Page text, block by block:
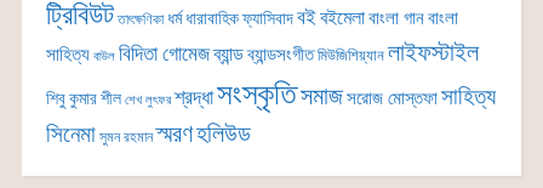
ট্রিবিউট তাৎক্ষণিকা ধর্ম ধারাবাহিকফ্যাসিবাদবইবইমেলাবাংলা গানবাংলা
সাহিত্য বাউল বিদিতা গোমেজব্যান্ডব্যান্ডসংগীত মিউজিশিয়্যান লাইফস্টাইল
শিবু কুমার শীল শেখ লুৎফর শ্রদ্ধাসংস্কৃতিসমাজসরোজ মোস্তফাসাহিত্য
সিনেমা সুমন রহমান স্মরণহলিউড